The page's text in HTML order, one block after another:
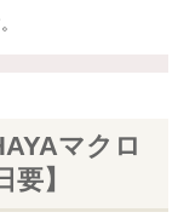
マクロ
】